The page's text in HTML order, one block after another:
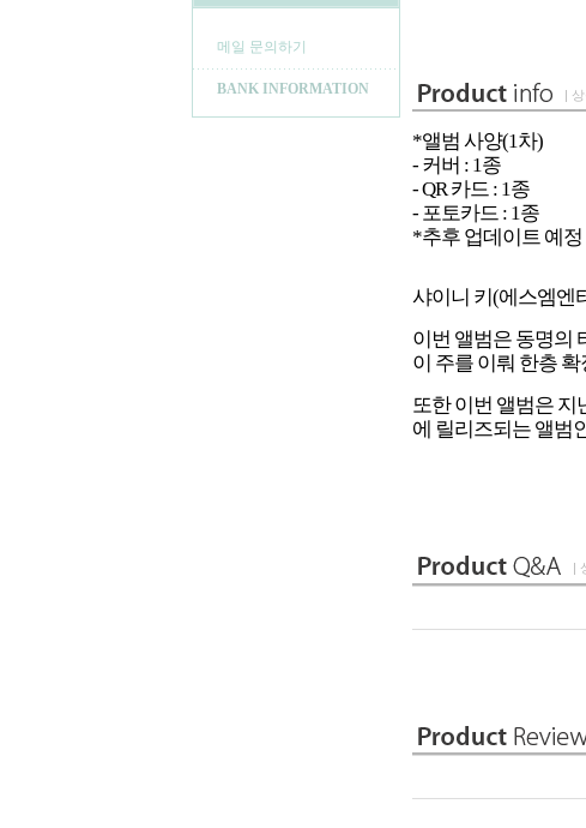
메일 문의하기
BANK INFORMATION |
*앨범 사양(1차)
- 커버 : 1종
- QR 카드 : 1종
- 포토카드 : 1종
*추후 업데이트 예정
샤이니 키(에스엠엔
이번 앨범은 동명의
이 주를 이뤄 한층
또한 이번 앨범은 지
에 릴리즈되는 앨범
|